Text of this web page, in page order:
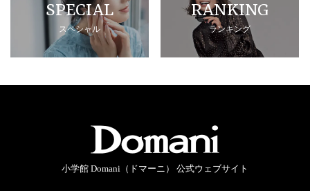
SPECIAL
スペシャル
RANKING
ランキング
小学館 Domani（ドマーニ） 公式ウェブサイト